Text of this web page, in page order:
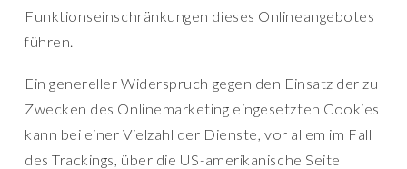
Funktionseinschränkungen dieses Onlineangebotes
führen.
Ein genereller Widerspruch gegen den Einsatz der zu
Zwecken des Onlinemarketing eingesetzten Cookies
kann bei einer Vielzahl der Dienste, vor allem im Fall
des Trackings, über die US-amerikanische Seite